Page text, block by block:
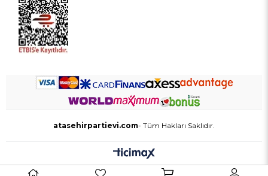
atasehirpartievi.com- Tüm Hakları Saklıdır.